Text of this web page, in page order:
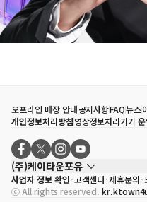
오프라인 매장 안내공지사항FAQ뉴스
개인정보처리방침영상정보처리기기
(주)케이타운포유
대표자
송효민
사업자등록번호
120-87-71116
사업자 정보 확인 고객센터 제휴문의
ⓒ All rights reserved.